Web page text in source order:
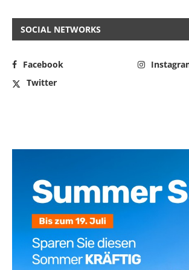
SOCIAL NETWORKS
Facebook
Twitter